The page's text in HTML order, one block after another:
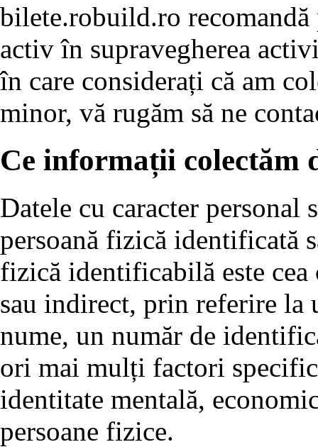
bilete.robuild.ro
activ în supravegherea
în care considerați că am
minor, vă rugăm să ne
Ce informații colectăm
Datele cu caracter
persoană fizică identificată
fizică identificabilă este
sau indirect, prin referire
nume, un număr de
ori mai mulți factori
identitate mentală,
persoane fizice.